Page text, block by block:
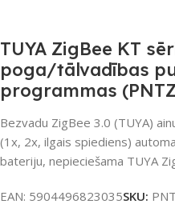
TUYA ZigBee KT
poga/tālvadības
programmas
Bezvadu ZigBee 3.0 (TUYA)
(1x, 2x, ilgais spiediens)
bateriju, nepieciešama TUYA
EAN: 5904496823035SKU: